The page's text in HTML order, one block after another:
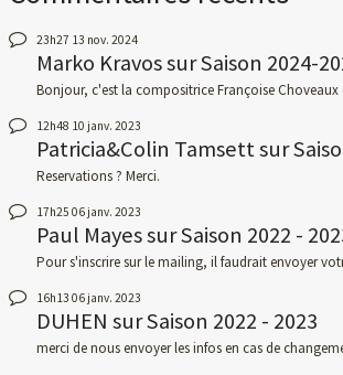
23h27 13 nov. 2024
Marko KravossurSaison 2024-
Bonjour, c'est la compositrice Françoise Choveaux
12h48 10 janv. 2023
Patricia&Colin Tamsettsur
Reservations ? Merci.
17h25 06 janv. 2023
Paul MayessurSaison 2022 -
Pour s'inscrire sur le mailing, il faudrait envoyer
16h13 06 janv. 2023
DUHEN surSaison 2022 - 2023
merci de nous envoyer les infos en cas de